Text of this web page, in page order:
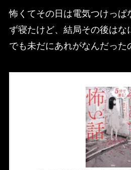
怖くてその日は電気つけっぱ
ず寝たけど、結局その後はな
でも未だにあれがなんだった